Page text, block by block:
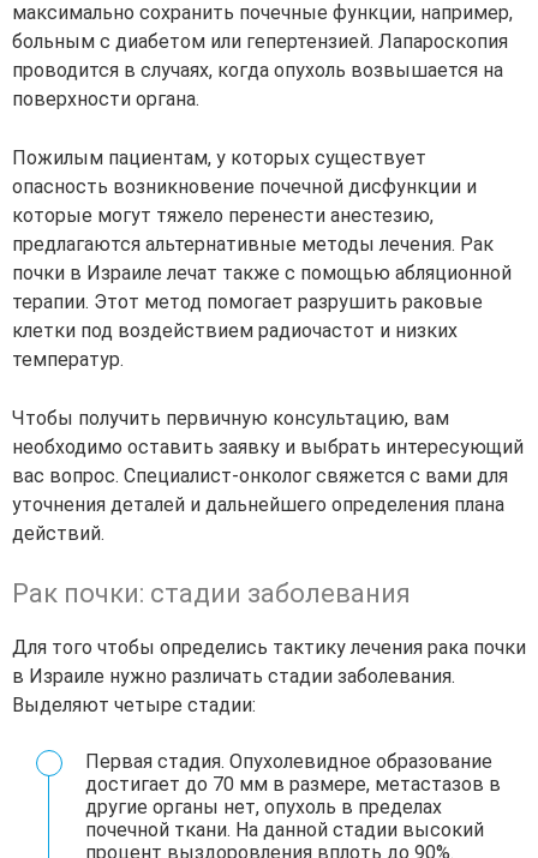
максимально сохранить почечные функции, например,
больным с диабетом или гепертензией. Лапароскопия
проводится в случаях, когда опухоль возвышается на
поверхности органа.
Пожилым пациентам, у которых существует
опасность возникновение почечной дисфункции и
которые могут тяжело перенести анестезию,
предлагаются альтернативные методы лечения. Рак
почки в Израиле лечат также с помощью абляционной
терапии. Этот метод помогает разрушить раковые
клетки под воздействием радиочастот и низких
температур.
Чтобы получить первичную консультацию, вам
необходимо оставить заявку и выбрать интересующий
вас вопрос. Специалист-онколог свяжется с вами для
уточнения деталей и дальнейшего определения плана
действий.
Рак почки: стадии заболевания
Для того чтобы определись тактику лечения рака почки
в Израиле нужно различать стадии заболевания.
Выделяют четыре стадии:
Первая стадия. Опухолевидное образование
достигает до 70 мм в размере, метастазов в
другие органы нет, опухоль в пределах
почечной ткани. На данной стадии высокий
процент выздоровления вплоть до 90%.